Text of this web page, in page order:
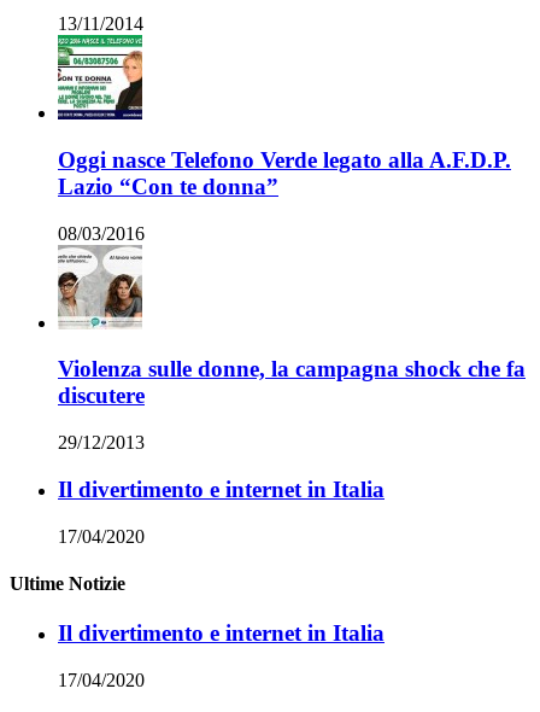
13/11/2014
Oggi nasce Telefono Verde legato alla A.F.D.P.
Lazio “Con te donna”
08/03/2016
Violenza sulle donne, la campagna shock che fa
discutere
29/12/2013
Il divertimento e internet in Italia
17/04/2020
Ultime Notizie
Il divertimento e internet in Italia
17/04/2020